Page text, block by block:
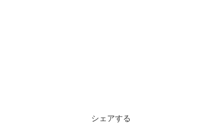
シェアする